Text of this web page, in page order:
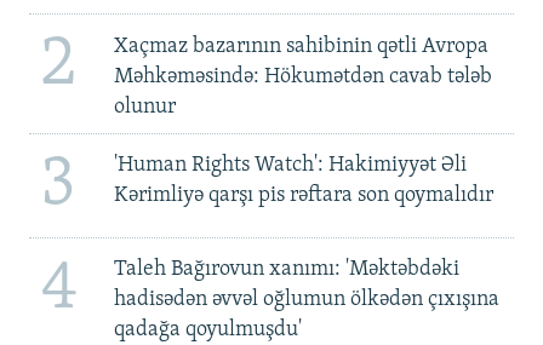
2
Xaçmaz bazarının sahibinin qətli Avropa
Məhkəməsində: Hökumətdən cavab tələb
olunur
3
'Human Rights Watch': Hakimiyyət Əli
Kərimliyə qarşı pis rəftara son qoymalıdır
4
Taleh Bağırovun xanımı: 'Məktəbdəki
hadisədən əvvəl oğlumun ölkədən çıxışına
qadağa qoyulmuşdu'